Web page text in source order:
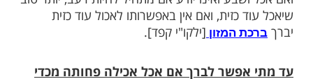
עוד תוכן חדש ומפתיע! התחברו לכל
שלנו בתהיליםבלחיצה כאן >>>​